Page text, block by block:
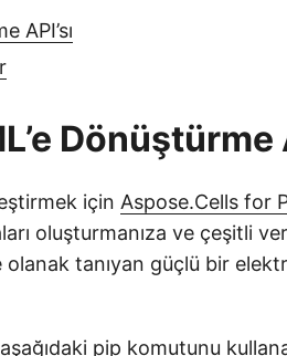
API’sı
Dönüştürme
için Aspose.Cells for
oluşturmanıza ve çeşitli
tanıyan güçlü bir
pip komutunu